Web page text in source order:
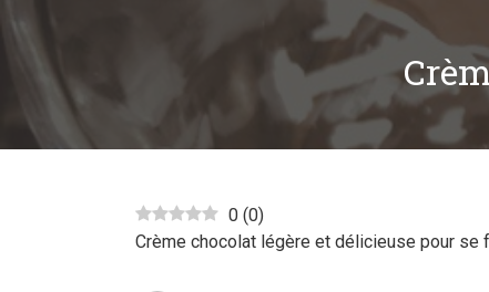
0 (0)
Crème chocolat légère et délicieuse pour